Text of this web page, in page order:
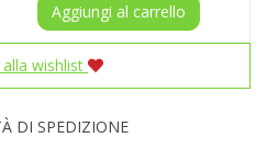
Aggiungi al carrello
wishlist
DI SPEDIZIONE